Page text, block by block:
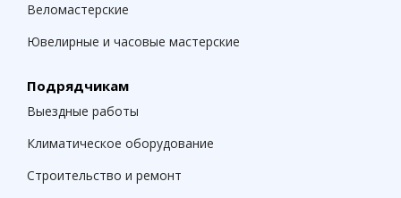
Веломастерские
Ювелирные и часовые мастерские
Подрядчикам
Выездные работы
Климатическое оборудование
Строительство и ремонт